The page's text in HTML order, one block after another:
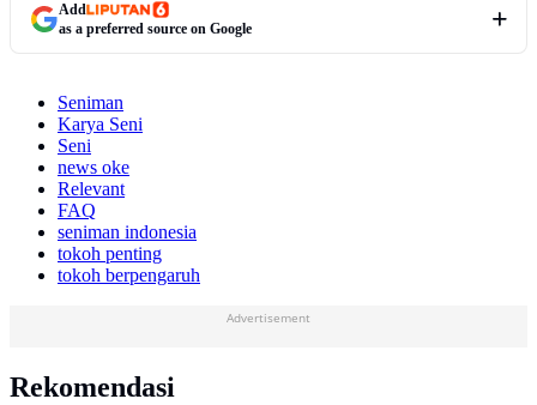
Add
as a preferred source on Google
Seniman
Karya Seni
Seni
news oke
Relevant
FAQ
seniman indonesia
tokoh penting
tokoh berpengaruh
Advertisement
Rekomendasi